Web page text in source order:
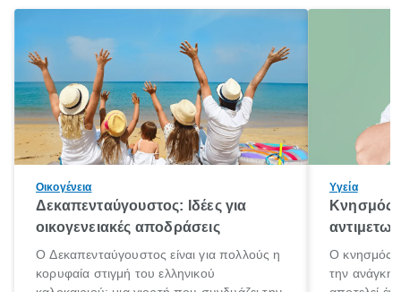
Οικογένεια
Δεκαπενταύγουστος: Ιδέες για
οικογενειακές αποδράσεις
Ο Δεκαπενταύγουστος είναι για πολλούς η
κορυφαία στιγμή του ελληνικού
Υγεία
Κνησμός:
Ο κνησμός
την ανάγκη